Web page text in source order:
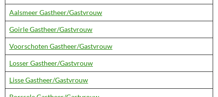
Aalsmeer Gastheer/Gastvrouw
Goirle Gastheer/Gastvrouw
Voorschoten Gastheer/Gastvrouw
Losser Gastheer/Gastvrouw
Lisse Gastheer/Gastvrouw